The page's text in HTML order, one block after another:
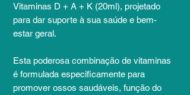
Vitaminas D + A + K (20ml), projetado
para dar suporte à sua saúde e bem-
estar geral.
Esta poderosa combinação de vitaminas
é formulada especificamente para
promover ossos saudáveis, função do